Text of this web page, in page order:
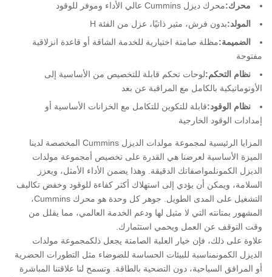
محرك:محرك ديزل Cummins عالي الأداء وموفر للوقود
المولد:بدون فرش، مثير ذاتيًا، عزل من الفئة H
الضميمة:مظلة صامتة اختيارية للخدمة الشاقة أو قاعدة انزلاقية
مفتوحة
نظام التحكم:لوحات تحكم قابلة للتخصيص من الأساسية إلى
الأوتوماتيكية بالكامل مع المراقبة عن بعد
نظام الوقود:قابلة للتكوين للتكامل مع الخزانات الأساسية أو
إمدادات الوقود الخارجية
المزايا الرئيسية لمجموعة مولدات الديزل Cummins المخصصة لدينا
الميزة الأساسية لعرضنا هي القدرة على تخصيص أمجموعة مولدات
الديزل الكمونلمواصفاتك الدقيقة. وهذا يضمن الأداء الأمثل، ويعزز
السلامة، ويمكن أن يؤدي إلى استهلاك أكثر كفاءة للوقود وخفض تكاليف
التشغيل على المدى الطويل. جوهر كل وحدة هو محرك Cummins،
المشهور بمتانته التي لا مثيل لها ودعم الخدمة العالمي، مما يقلل من
وقت التوقف عن العمل ويحمي استثمارك.
علاوة على ذلك، فإن خيار العلبة الصامتة يجعل ذلكمجموعة مولدات
الديزل الكمونمناسبة للبيئات الحساسة للضوضاء مثل التطورات الحضرية
أو المرافق السياحية، دون التضحية بالطاقة. وتسمح لنا علاقتنا المباشرة